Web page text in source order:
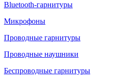
Bluetooth-гарнитуры
Микрофоны
Проводные гарнитуры
Проводные наушники
Беспроводные гарнитуры